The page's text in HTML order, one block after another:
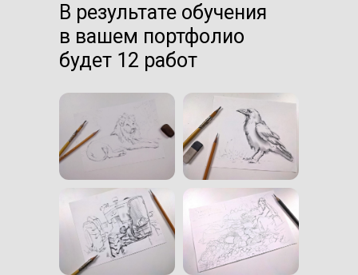
В результате обучения
в вашем портфолио
будет 12 работ